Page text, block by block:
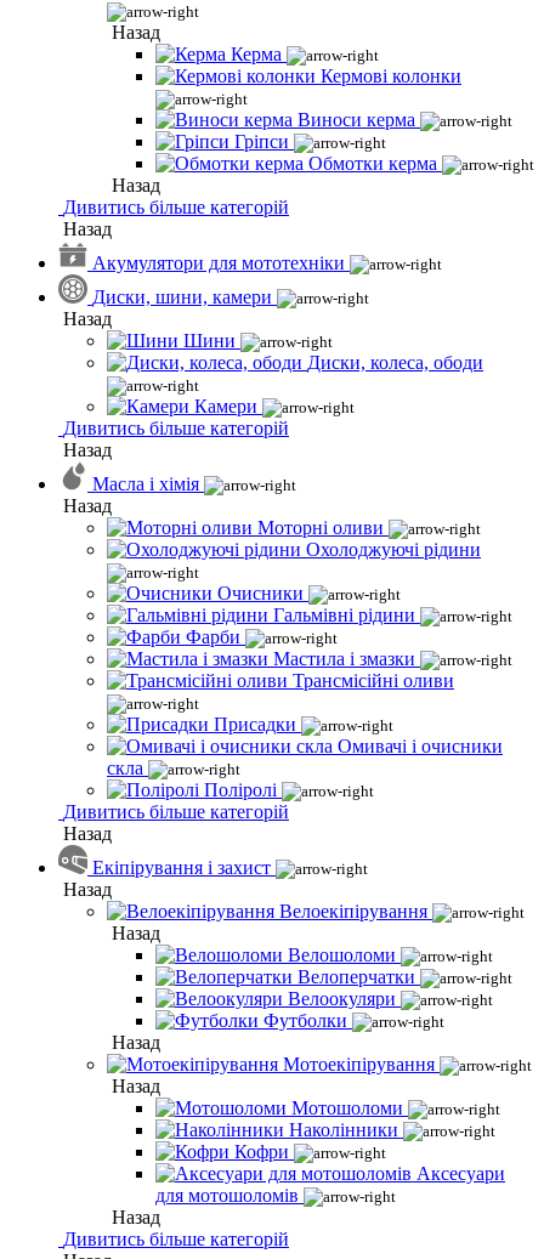
Назад
Керма
Кермові колонки
Виноси керма
Гріпси
Обмотки керма
Назад
Дивитись більше категорій
Назад
Акумулятори для мототехніки
Диски, шини, камери
Назад
Шини
Диски, колеса, ободи
Камери
Дивитись більше категорій
Назад
Масла і хімія
Назад
Моторні оливи
Охолоджуючі рідини
Очисники
Гальмівні рідини
Фарби
Мастила і змазки
Трансмісійні оливи
Присадки
Омивачі і очисники
скла
Поліролі
Дивитись більше категорій
Назад
Екіпірування і захист
Назад
Велоекіпірування
Назад
Велошоломи
Велоперчатки
Велоокуляри
Футболки
Назад
Мотоекіпірування
Назад
Мотошоломи
Наколінники
Кофри
Аксесуари
для мотошоломів
Назад
Дивитись більше категорій